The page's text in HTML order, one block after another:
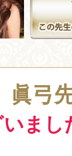
眞弓
まし